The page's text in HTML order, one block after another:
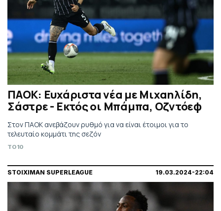
ΠΑΟΚ: Ευχάριστα νέα με Μιχαηλίδη,
Σάστρε - Εκτός οι Μπάμπα, Οζντόεφ
Στον ΠΑΟΚ ανεβάζουν ρυθμό για να είναι έτοιμοι για το
τελευταίο κομμάτι της σεζόν
TO10
STOIXIMAN SUPERLEAGUE 19.03.2024-22:04